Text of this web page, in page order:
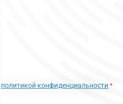
политикой конфиденциальности *